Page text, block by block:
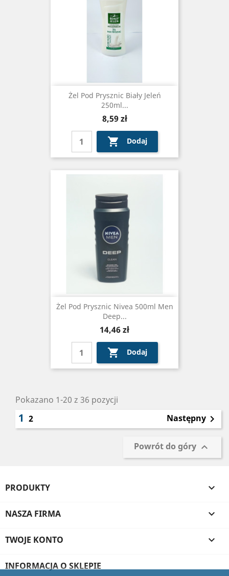
Żel Pod Prysznic Biały Jeleń
250ml...
Cena
8,59 zł
 Dodaj
Żel Pod Prysznic Nivea 500ml Men
Deep...
Cena
14,46 zł
 Dodaj
Pokazano 1-20 z 36 pozycji
1 2 Następny 
Powrót do góry 
PRODUKTY 
NASZA FIRMA 
TWOJE KONTO 
INFORMACJA O SKLEPIE